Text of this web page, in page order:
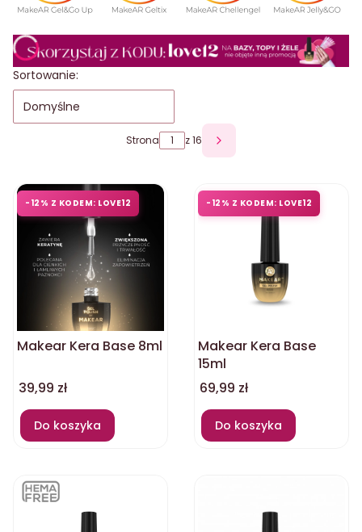
Lista produktów
Sortowanie:
Domyślne
Strona z 16 Następne produkty
-12% Z KODEM: LOVE12
Makear Kera Base 8ml
Cena
39,99 zł
Do koszyka
-12% Z KODEM: LOVE12
Makear Kera Base
15ml
Cena
69,99 zł
Do koszyka